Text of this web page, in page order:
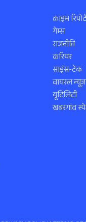
क्राइम रिपोर्ट
गेम्स
राजनीति
करियर
साइंस-टेक
वायरल न्यूज़
यूटिलिटी
खबरगांव